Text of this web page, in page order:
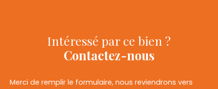
Intéressé par ce bien ?
Contactez-nous
Merci de remplir le formulaire, nous reviendrons vers